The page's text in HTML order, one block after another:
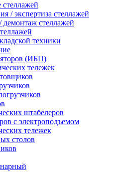
/ экспертиза стеллажей
стеллажей
техники
(ИБП)
тележек
штабелеров
с электроподъемом
тележек
столов